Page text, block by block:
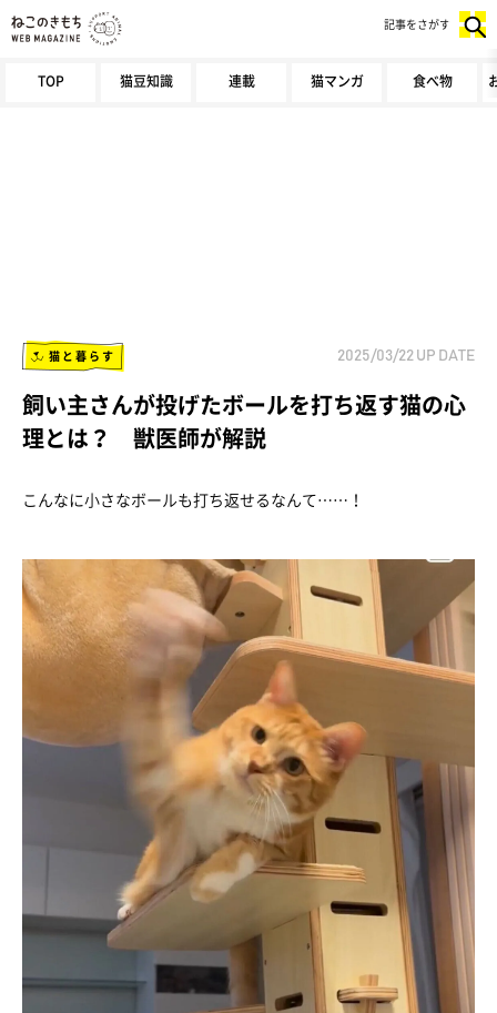
TOP 猫豆知識 連載 猫マンガ 食べ物
記事をさがす
猫と暮らす 2025/03/22 UP DATE
飼い主さんが投げたボールを打ち返す猫の心
理とは？ 獣医師が解説
こんなに小さなボールも打ち返せるなんて……！